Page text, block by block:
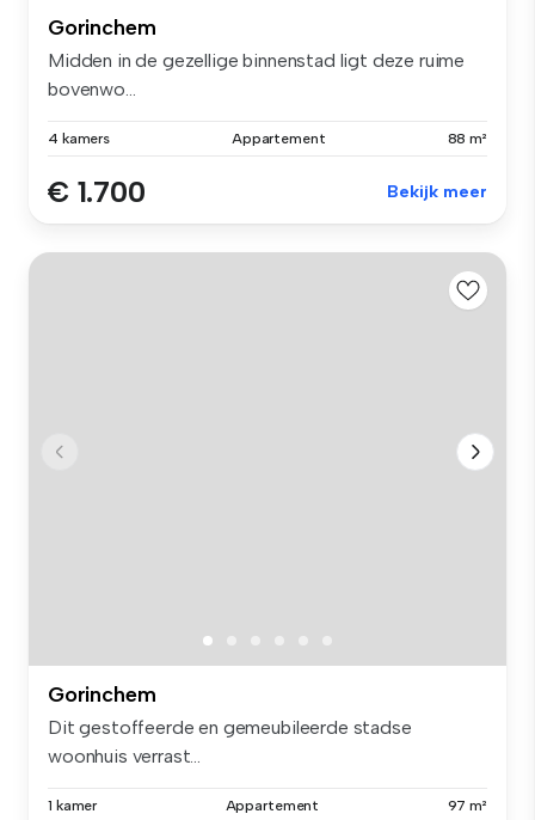
Gorinchem
Midden in de gezellige binnenstad ligt deze ruime
bovenwo...
4 kamers Appartement 88 m²
€ 1.700 Bekijk meer
Gorinchem
Dit gestoffeerde en gemeubileerde stadse
woonhuis verrast...
1 kamer Appartement 97 m²